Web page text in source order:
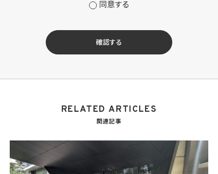
せ等への対応のため
(3) 当社の商品、サービス等のご案内のため
(4) 当社サービスに関する当社の規約、ポリシー等（以下「規約等」といいます。）に違反す
る行為に対する対応のため
も外国に所在する場合を含みます。）に対し個人情報（(i)当社サービスにおける顧客に関
ため。なお、KWエージェントとは、KW加盟店の業務に従事する個人を意味します。また、
(8) 当社サービスを介して販売等が行われる物件に関する情報について、当社、KWライ
センサー、その他KWブランドを利用して事業を行う事業者のポータルサイト、ウェブ広
告、その他インターネット上において公開するため
(9) 雇用管理及び社内手続のため（役職員の個人情報について）、並びに人材採用活動
同意する
確認する
RELATED ARTICLES
関連記事